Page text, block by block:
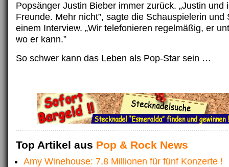
Popsänger Justin Bieber immer zurück. „Justin und
Freunde. Mehr nicht”, sagte die Schauspielerin und
einem Interview. „Wir telefonieren regelmäßig, er
wo er kann.”
So schwer kann das Leben als Pop-Star sein …
Top Artikel aus Pop & Rock News
Amy Winehouse: 7,8 Millionen für fünf Konzerte !